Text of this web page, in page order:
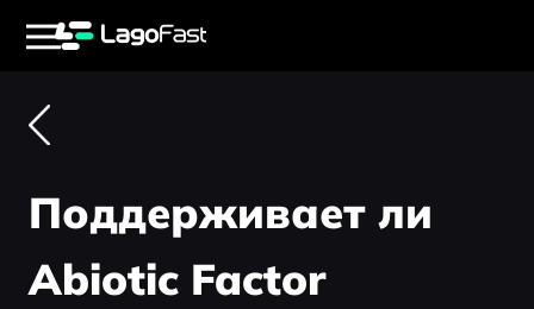
Поддерживает ли
Abiotic Factor